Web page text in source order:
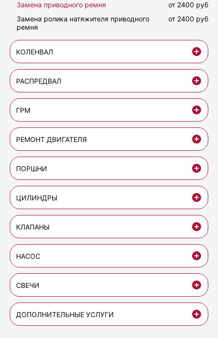
Замена приводного ремня
от 2400 руб
Замена ролика натяжителя приводного
ремня
от 2400 руб
КОЛЕНВАЛ
РАСПРЕДВАЛ
ГРМ
РЕМОНТ ДВИГАТЕЛЯ
ПОРШНИ
ЦИЛИНДРЫ
КЛАПАНЫ
НАСОС
СВЕЧИ
ДОПОЛНИТЕЛЬНЫЕ УСЛУГИ